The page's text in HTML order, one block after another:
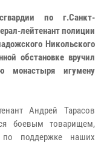
по г.Санкт-
лейтенант полиции
Никольского
обстановке вручил
монастыря игумену
Андрей Тарасов
боевым товарищем,
поддержке наших